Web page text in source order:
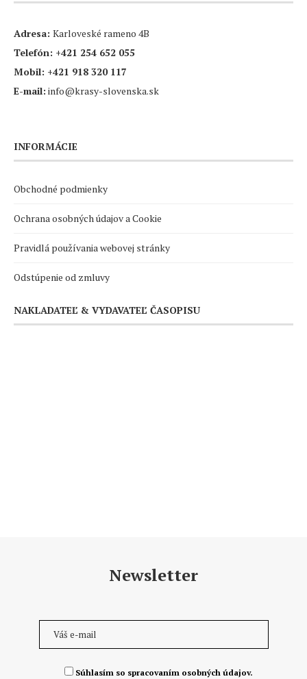
Adresa: Karloveské rameno 4B
Telefón: +421 254 652 055
Mobil: +421 918 320 117
E-mail: info@krasy-slovenska.sk
INFORMÁCIE
Obchodné podmienky
Ochrana osobných údajov a Cookie
Pravidlá používania webovej stránky
Odstúpenie od zmluvy
NAKLADATEĽ & VYDAVATEĽ ČASOPISU
Súhlasím so spracovaním osobných údajov.